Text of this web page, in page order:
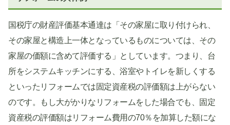
国税庁の財産評価基本通達は「その家屋に取り付けられ、
その家屋と構造上一体となっているものについては、その
家屋の価額に含めて評価する」としています。つまり、台
所をシステムキッチンにする、浴室やトイレを新しくする
といったリフォームでは固定資産税の評価額は上がらない
のです。もし大がかりなリフォームをした場合でも、固定
資産税の評価額はリフォーム費用の70％を加算した額にな